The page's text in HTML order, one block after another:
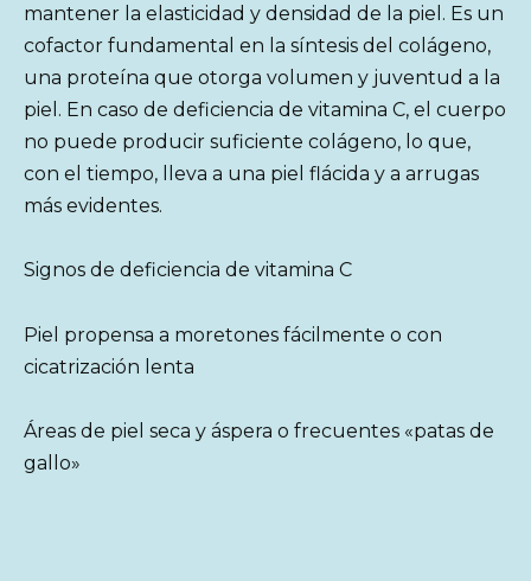
mantener la elasticidad y densidad de la piel. Es un
cofactor fundamental en la síntesis del colágeno,
una proteína que otorga volumen y juventud a la
piel. En caso de deficiencia de vitamina C, el cuerpo
no puede producir suficiente colágeno, lo que,
con el tiempo, lleva a una piel flácida y a arrugas
más evidentes.
Signos de deficiencia de vitamina C
Piel propensa a moretones fácilmente o con
cicatrización lenta
Áreas de piel seca y áspera o frecuentes «patas de
gallo»